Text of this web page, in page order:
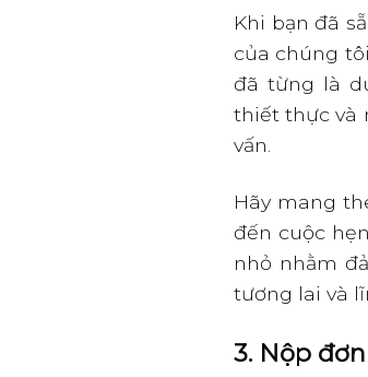
Khi bạn đã
của chúng
đã từng là
thiết thực và
vấn.
Hãy mang
đến cuộc
nhỏ nhằm
tương lai và
3. Nộp đơn